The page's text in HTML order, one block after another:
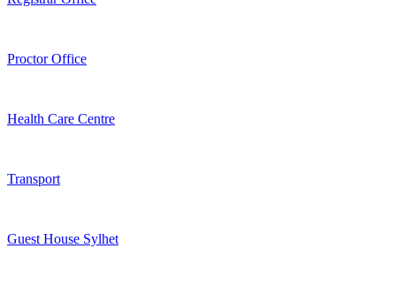
Proctor Office
Health Care Centre
Transport
Guest House Sylhet